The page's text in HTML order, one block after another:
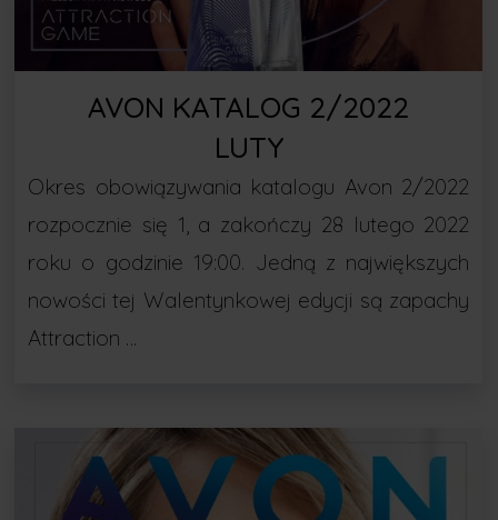
AVON KATALOG 2/2022
LUTY
Okres obowiązywania katalogu Avon 2/2022
rozpocznie się 1, a zakończy 28 lutego 2022
roku o godzinie 19:00. Jedną z największych
nowości tej Walentynkowej edycji są zapachy
Attraction …